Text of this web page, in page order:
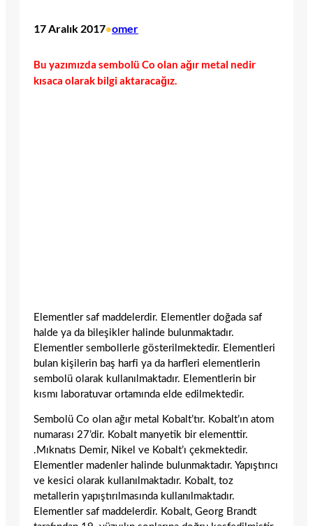
17 Aralık 2017•omer
Bu yazımızda sembolü Co olan ağır metal nedir
kısaca olarak bilgi aktaracağız.
Elementler saf maddelerdir. Elementler doğada saf
halde ya da bileşikler halinde bulunmaktadır.
Elementler sembollerle gösterilmektedir. Elementleri
bulan kişilerin baş harfi ya da harfleri elementlerin
sembolü olarak kullanılmaktadır. Elementlerin bir
kısmı laboratuvar ortamında elde edilmektedir.
Sembolü Co olan ağır metal Kobalt’tır. Kobalt’ın atom
numarası 27’dir. Kobalt manyetik bir elementtir.
.Mıknatıs Demir, Nikel ve Kobalt’ı çekmektedir.
Elementler madenler halinde bulunmaktadır. Yapıştırıcı
ve kesici olarak kullanılmaktadır. Kobalt, toz
metallerin yapıştırılmasında kullanılmaktadır.
Elementler saf maddelerdir. Kobalt, Georg Brandt